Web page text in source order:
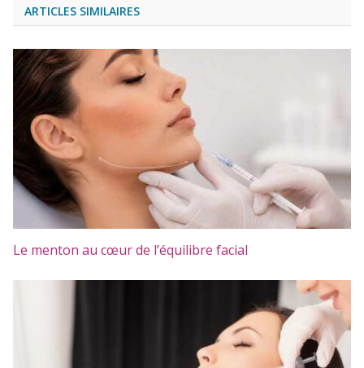
ARTICLES SIMILAIRES
Le menton au cœur de l’équilibre facial